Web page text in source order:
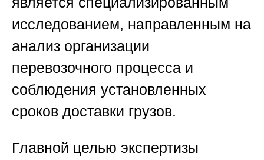
исследованием, направленным на
анализ организации
перевозочного процесса и
соблюдения установленных
сроков доставки грузов.
Главной целью экспертизы